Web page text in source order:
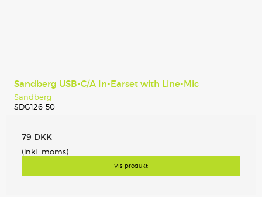
Sandberg USB-C/A In-Earset with Line-Mic
Sandberg
SDG126-50
79 DKK
(inkl. moms)
Vis produkt